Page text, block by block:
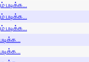
படிக்க...
படிக்க...
படிக்க...